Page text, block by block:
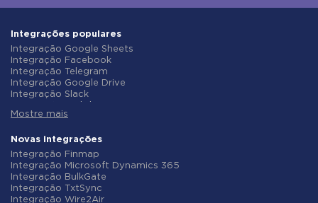
Integrações populares
Integração Google Sheets
Integração Facebook
Integração Telegram
Integração Google Drive
Integração Slack
Integração Gmail
Integração ClickUp
Integração Airtable
Integração Google Contacts
Integração OpenAI (ChatGPT)
Integração Instagram
Integração ActiveCampaign
Mostre mais
Novas integrações
Integração Finmap
Integração Microsoft Dynamics 365
Integração BulkGate
Integração TxtSync
Integração Wire2Air